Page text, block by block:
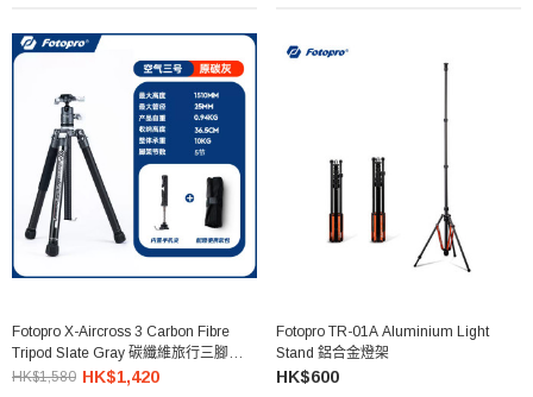
Fotopro X-Aircross 3 Carbon Fibre
Tripod Slate Gray 碳纖維旅行三腳架套
裝
HK$1,580 HK$1,420
Fotopro TR-01A Aluminium Light
Stand 鋁合金燈架
HK$600